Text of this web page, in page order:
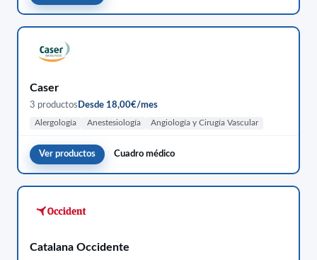
Caser
3 productos Desde 18,00€/mes
Alergología Anestesiología Angiología y Cirugía Vascular
Ver productos Cuadro médico
Catalana Occidente